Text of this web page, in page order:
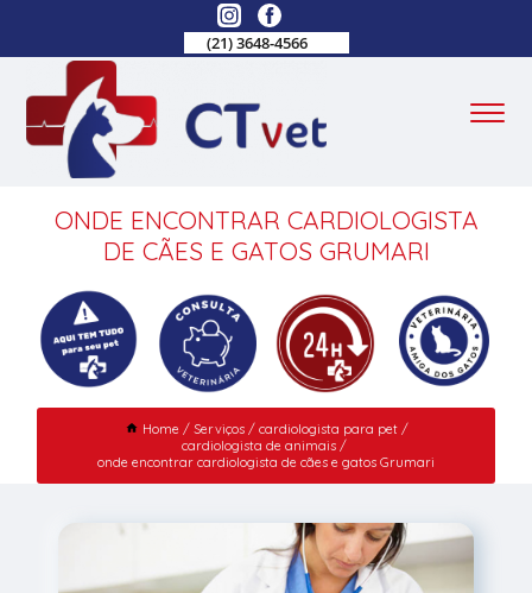
(21) 3648-4566
ONDE ENCONTRAR CARDIOLOGISTA
DE CÃES E GATOS GRUMARI
Home Serviços
cardiologista para pet
cardiologista de animais
onde encontrar cardiologista de cães e gatos Grumari